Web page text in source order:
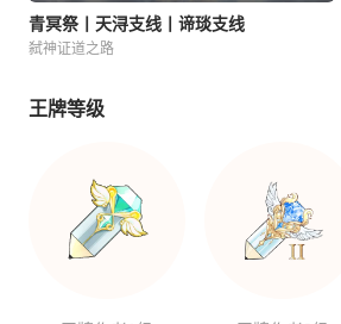
青冥祭丨天浔支线丨谛琰支线
弑神证道之路
王牌等级